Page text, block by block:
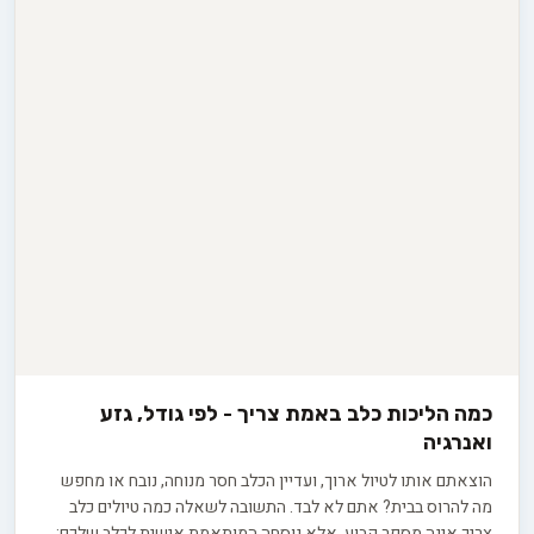
כמה הליכות כלב באמת צריך - לפי גודל, גזע
ואנרגיה
הוצאתם אותו לטיול ארוך, ועדיין הכלב חסר מנוחה, נובח או מחפש
מה להרוס בבית? אתם לא לבד. התשובה לשאלה כמה טיולים כלב